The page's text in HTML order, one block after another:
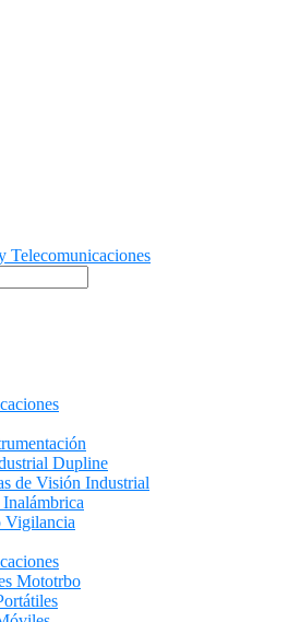
Dupline
de Visión Industrial
Mototrbo